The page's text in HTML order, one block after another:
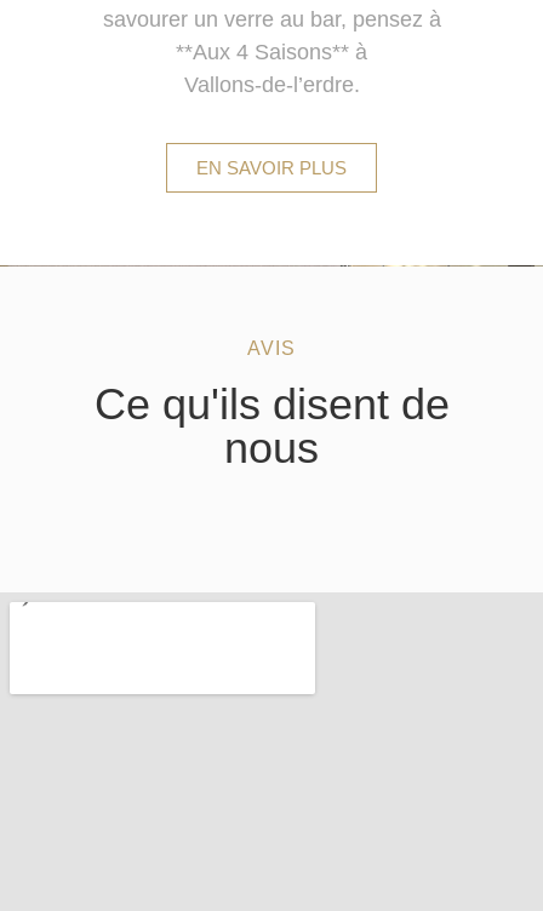
savourer un verre au bar, pensez à
**Aux 4 Saisons** à
Vallons-de-l’erdre.
EN SAVOIR PLUS
AVIS
Ce qu'ils disent de
nous